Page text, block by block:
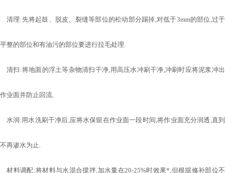
清理:先将起鼓、 脱皮、 裂缝等部位的松动部分踢掉,对低于3mm的部位 ,过于
平整的部位和有油污的部位要进行拉毛处理.
清扫 :将地面的浮土等杂物清扫干净,用高压水冲刷干净,冲刷时应将泥浆冲出
作业面并防止回流.
水润 :用水洗刷干净后,应将水保留在作业面一段时间,将作业面充分润透 ,直到
不再渗水为止.
材料调配:将材料与水混合搅拌,加水量在20-25%时效果*,但根据修补部位不